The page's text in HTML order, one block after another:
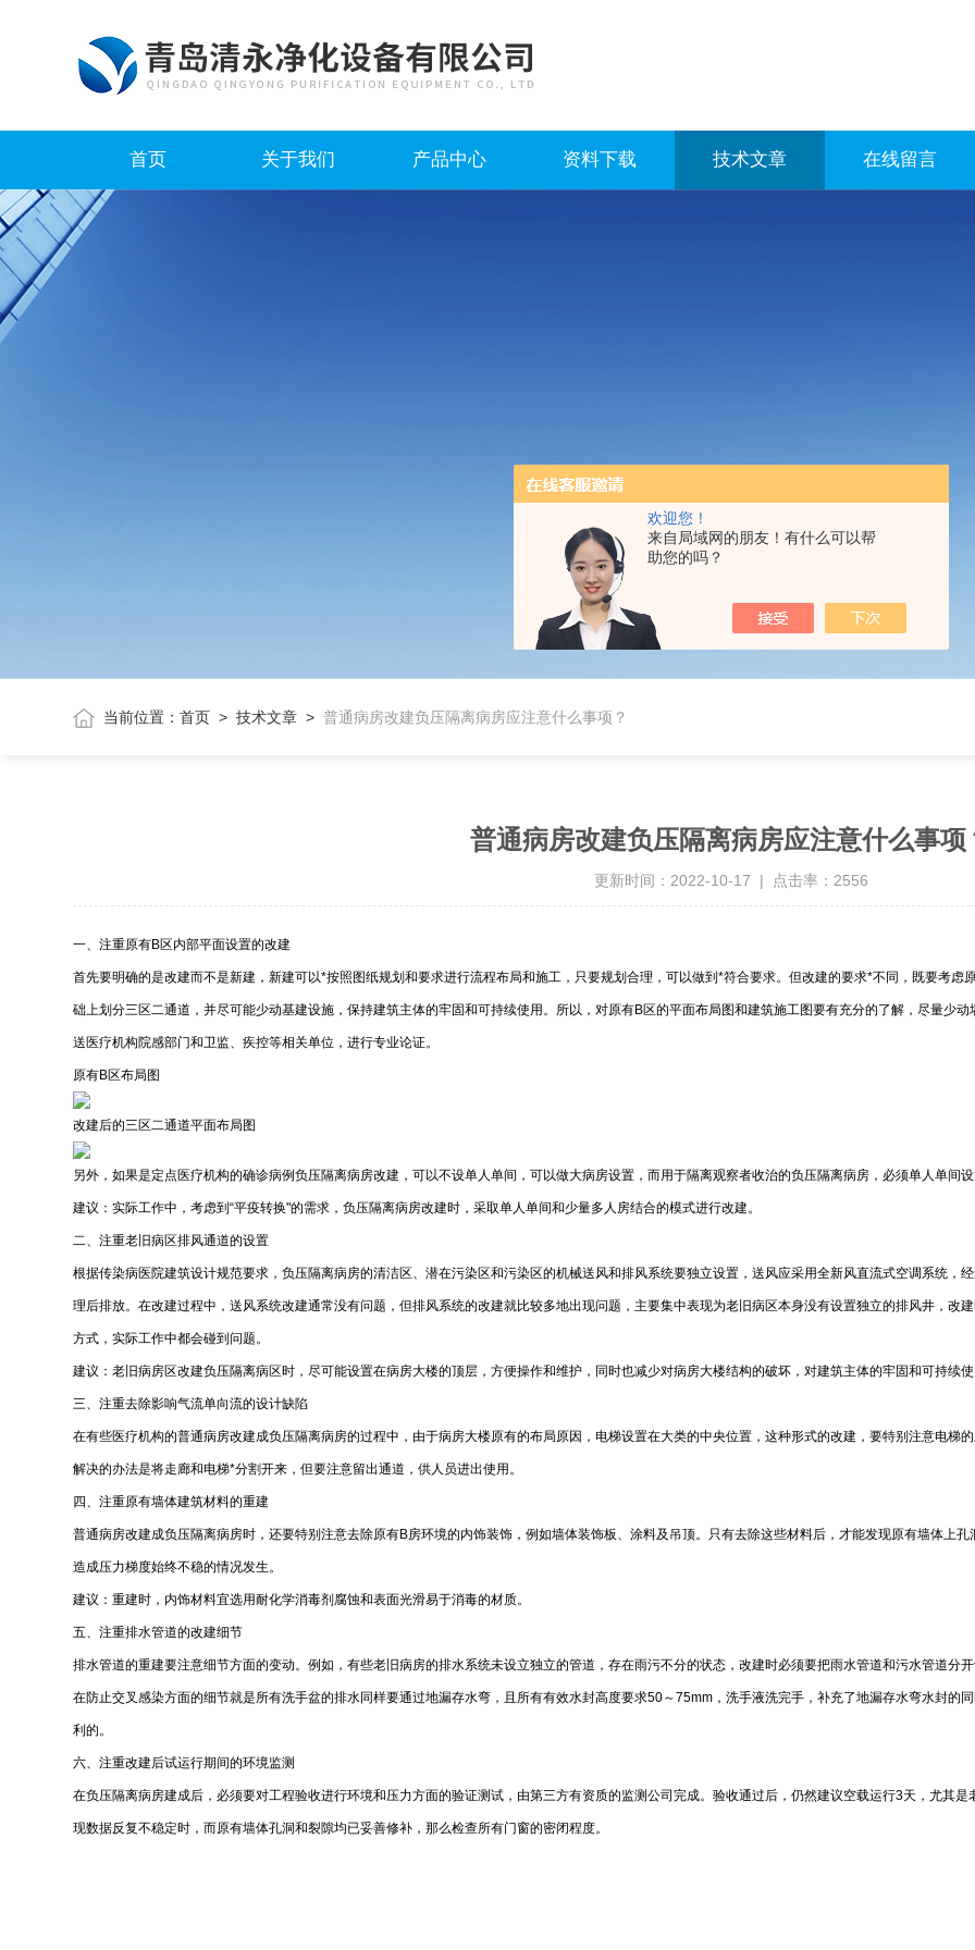
欢迎您！
来自局域网的朋友！有什么可以帮
助您的吗？
首页 关于我们 产品中心 资料下载 技术文章 在线留言
当前位置：首页 >技术文章 >普通病房改建负压隔离病房应注意什么事项？
普通病房改建负压隔离病房应注意什么事项
更新时间：2022-10-17 | 点击率：2556
一、注重原有B区内部平面设置的改建
首先要明确的是改建而不是新建，新建可以*按照图纸规划和要求进行流程布局和施工，只要规划合理，可以做到*符合要求。但改建的要求*不同，既要考
础上划分三区二通道，并尽可能少动基建设施，保持建筑主体的牢固和可持续使用。所以，对原有B区的平面布局图和建筑施工图要有充分的了解，尽量少
送医疗机构院感部门和卫监、疾控等相关单位，进行专业论证。
原有B区布局图
改建后的三区二通道平面布局图
另外，如果是定点医疗机构的确诊病例负压隔离病房改建，可以不设单人单间，可以做大病房设置，而用于隔离观察者收治的负压隔离病房，必须单人单间
建议：实际工作中，考虑到“平疫转换"的需求，负压隔离病房改建时，采取单人单间和少量多人房结合的模式进行改建。
二、注重老旧病区排风通道的设置
根据传染病医院建筑设计规范要求，负压隔离病房的清洁区、潜在污染区和污染区的机械送风和排风系统要独立设置，送风应采用全新风直流式空调系统，
理后排放。在改建过程中，送风系统改建通常没有问题，但排风系统的改建就比较多地出现问题，主要集中表现为老旧病区本身没有设置独立的排风井，改
方式，实际工作中都会碰到问题。
建议：老旧病房区改建负压隔离病区时，尽可能设置在病房大楼的顶层，方便操作和维护，同时也减少对病房大楼结构的破坏，对建筑主体的牢固和可持续
三、注重去除影响气流单向流的设计缺陷
在有些医疗机构的普通病房改建成负压隔离病房的过程中，由于病房大楼原有的布局原因，电梯设置在大类的中央位置，这种形式的改建，要特别注意电梯
解决的办法是将走廊和电梯*分割开来，但要注意留出通道，供人员进出使用。
四、注重原有墙体建筑材料的重建
普通病房改建成负压隔离病房时，还要特别注意去除原有B房环境的内饰装饰，例如墙体装饰板、涂料及吊顶。只有去除这些材料后，才能发现原有墙体上
造成压力梯度始终不稳的情况发生。
建议：重建时，内饰材料宜选用耐化学消毒剂腐蚀和表面光滑易于消毒的材质。
五、注重排水管道的改建细节
排水管道的重建要注意细节方面的变动。例如，有些老旧病房的排水系统未设立独立的管道，存在雨污不分的状态，改建时必须要把雨水管道和污水管道分
在防止交叉感染方面的细节就是所有洗手盆的排水同样要通过地漏存水弯，且所有有效水封高度要求50～75mm，洗手液洗完手，补充了地漏存水弯水封的
利的。
六、注重改建后试运行期间的环境监测
在负压隔离病房建成后，必须要对工程验收进行环境和压力方面的验证测试，由第三方有资质的监测公司完成。验收通过后，仍然建议空载运行3天，尤其
现数据反复不稳定时，而原有墙体孔洞和裂隙均已妥善修补，那么检查所有门窗的密闭程度。